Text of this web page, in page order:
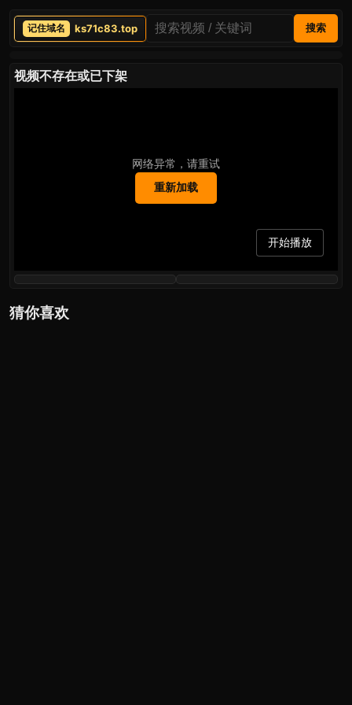
ks71c83.top 搜索
视频不存在或已下架
网络异常，请重试
重新加载
开始播放
猜你喜欢